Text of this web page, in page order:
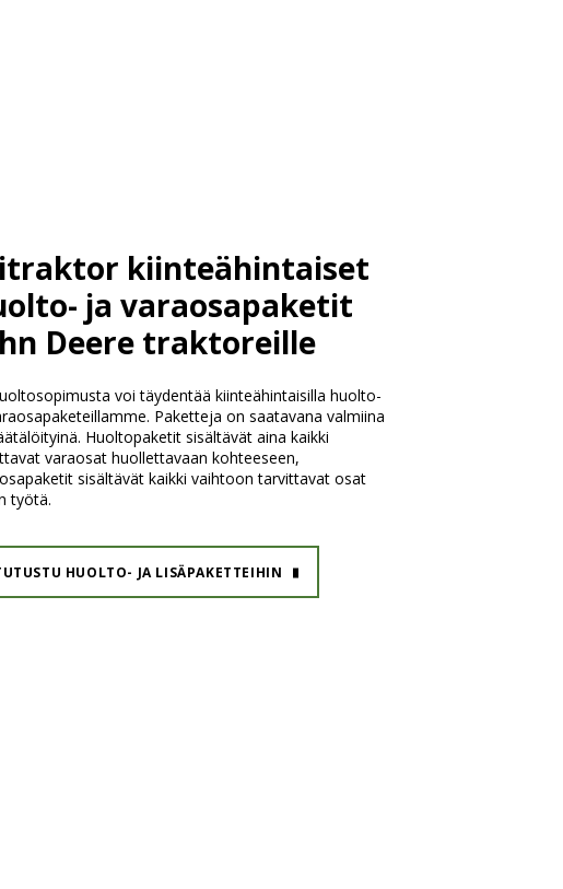
kiinteähintaiset
ja varaosapaketit
Deere traktoreille
voi täydentää kiinteähintaisilla huolto-
Paketteja on saatavana valmiina
Huoltopaketit sisältävät aina kaikki
varaosat huollettavaan kohteeseen,
sisältävät kaikki vaihtoon tarvittavat osat
työtä.
HUOLTO- JA LISÄPAKETTEIHIN